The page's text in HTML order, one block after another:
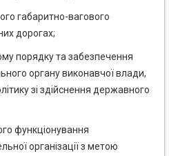
габаритно-вагового
дорогах;
порядку та забезпечення
органу виконавчої влади,
зі здійснення державного
функціонування
організації з метою